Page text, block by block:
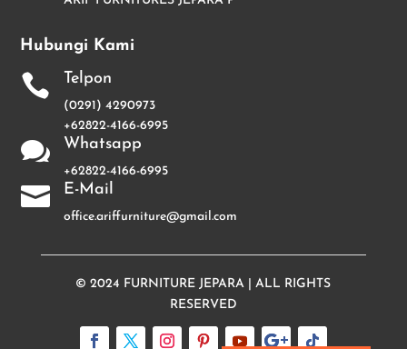
Hubungi Kami
 Telpon
(0291) 4290973
+62822-4166-6995
 Whatsapp
+62822-4166-6995
 E-Mail
office.ariffurniture@gmail.com
© 2024 FURNITURE JEPARA | ALL RIGHTS
RESERVED